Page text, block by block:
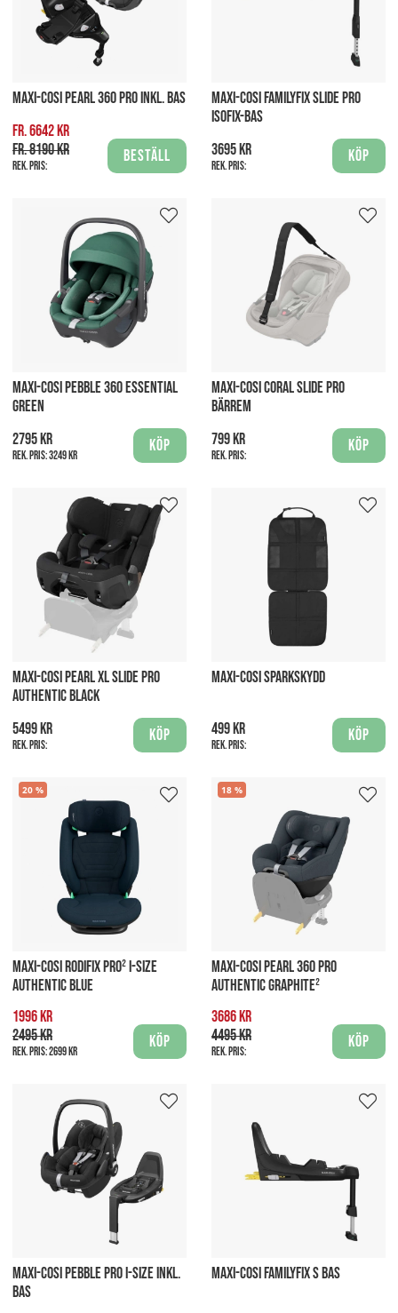
MAXI-COSI PEARL 360 PRO INKL. BAS
fr. 6642 kr
fr. 8190 kr
Rek. pris:
Beställ
MAXI-COSI FAMILYFIX SLIDE PRO
ISOFIX-BAS
3695 kr
Rek. pris:
Köp
MAXI-COSI PEBBLE 360 ESSENTIAL
GREEN
2795 kr
Rek. pris:3249 kr
Köp
MAXI-COSI CORAL SLIDE PRO
BÄRREM
799 kr
Rek. pris:
Köp
MAXI-COSI PEARL XL SLIDE PRO
AUTHENTIC BLACK
5499 kr
Rek. pris:
Köp
MAXI-COSI SPARKSKYDD
499 kr
Rek. pris:
Köp
20
MAXI-COSI RODIFIX PRO² I-SIZE
AUTHENTIC BLUE
1996 kr
2495 kr
Rek. pris:2699 kr
Köp
18
MAXI-COSI PEARL 360 PRO
AUTHENTIC GRAPHITE²
3686 kr
4495 kr
Rek. pris:
Köp
MAXI-COSI PEBBLE PRO I-SIZE INKL.
BAS
MAXI-COSI FAMILYFIX S BAS